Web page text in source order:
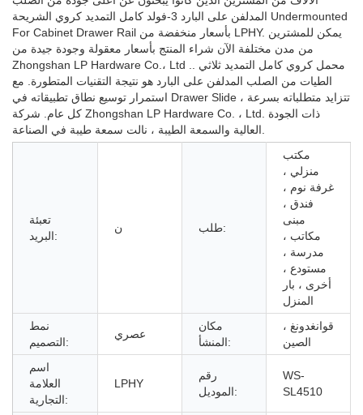
المدلفن على البارد 3-فولد كامل التمديد كروي الشريحة Undermounted
For Cabinet Drawer Rail بأسعار منخفضة من LPHY. يمكن للمشترين
من مدن مختلفة الآن شراء المنتج بأسعار معقولة وجودة جيدة من
Zhongshan LP Hardware Co.، Ltd .. محمل كروي كامل التمديد ثلاثي
الطيات من الصلب المدلفن على البارد هو نتيجة التقنيات المتطورة. مع
استمرار توسيع نطاق تطبيقاته في Drawer Slide ، تتزايد متطلباته بسرعة
كل عام. شركة Zhongshan LP Hardware Co. ، Ltd. ذات الجودة
تعبئة
البريد:
ن طلب:
مكتب
منزلي ،
غرفة نوم ،
فندق ،
مبنى
مكاتب ،
مدرسة ،
مستودع ،
أخرى ، بار
المنزل
نمط
التصميم:
عصري
مكان
المنشأ:
قوانغدونغ ،
الصين
اسم
العلامة
التجارية:
LPHY
رقم
الموديل:
WS-
SL4510